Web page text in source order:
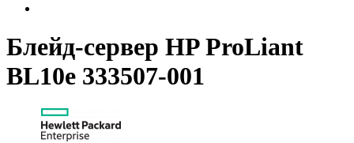
Блейд-сервер HP ProLiant
BL10e 333507-001